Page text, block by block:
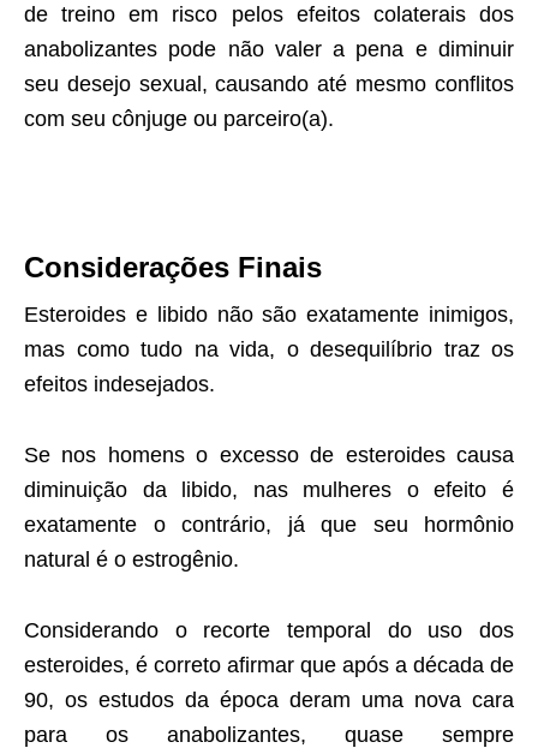
de treino em risco pelos efeitos colaterais dos
anabolizantes pode não valer a pena e diminuir
seu desejo sexual, causando até mesmo conflitos
com seu cônjuge ou parceiro(a).
Considerações Finais
Esteroides e libido não são exatamente inimigos,
mas como tudo na vida, o desequilíbrio traz os
efeitos indesejados.
Se nos homens o excesso de esteroides causa
diminuição da libido, nas mulheres o efeito é
exatamente o contrário, já que seu hormônio
natural é o estrogênio.
Considerando o recorte temporal do uso dos
esteroides, é correto afirmar que após a década de
90, os estudos da época deram uma nova cara
para os anabolizantes, quase sempre